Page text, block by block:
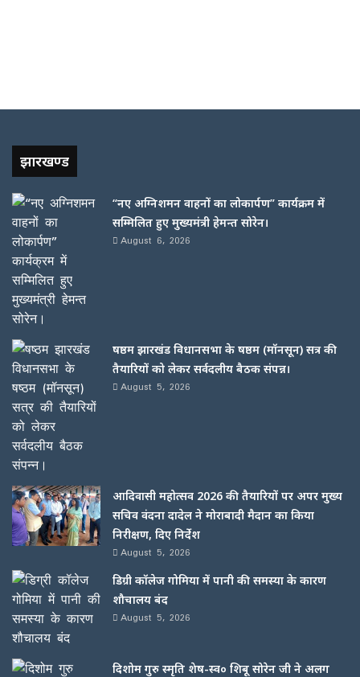
झारखण्ड
“नए अग्निशमन वाहनों का लोकार्पण” कार्यक्रम में
सम्मिलित हुए मुख्यमंत्री हेमन्त सोरेन।
August 6, 2026
षष्ठम झारखंड विधानसभा के षष्ठम (मॉनसून) सत्र की
तैयारियों को लेकर सर्वदलीय बैठक संपन्न।
August 5, 2026
आदिवासी महोत्सव 2026 की तैयारियों पर अपर मुख्य
सचिव वंदना दादेल ने मोराबादी मैदान का किया
निरीक्षण, दिए निर्देश
August 5, 2026
डिग्री कॉलेज गोमिया में पानी की समस्या के कारण
शौचालय बंद
August 5, 2026
दिशोम गुरु स्मृति शेष-स्व० शिबू सोरेन जी ने अलग